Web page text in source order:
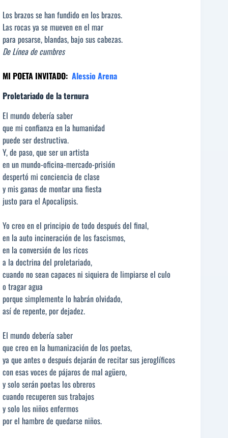
Los brazos se han fundido en los brazos.
Las rocas ya se mueven en el mar
para posarse, blandas, bajo sus cabezas.
De Línea de cumbres
MI POETA INVITADO: Alessio Arena
Proletariado de la ternura
El mundo debería saber
que mi confianza en la humanidad
puede ser destructiva.
Y, de paso, que ser un artista
en un mundo-oficina-mercado-prisión
despertó mi conciencia de clase
y mis ganas de montar una fiesta
justo para el Apocalipsis.
Yo creo en el principio de todo después del final,
en la auto incineración de los fascismos,
en la conversión de los ricos
a la doctrina del proletariado,
cuando no sean capaces ni siquiera de limpiarse el culo
o tragar agua
porque simplemente lo habrán olvidado,
así de repente, por dejadez.
El mundo debería saber
que creo en la humanización de los poetas,
ya que antes o después dejarán de recitar sus jeroglíficos
con esas voces de pájaros de mal agüero,
y solo serán poetas los obreros
cuando recuperen sus trabajos
y solo los niños enfermos
por el hambre de quedarse niños.